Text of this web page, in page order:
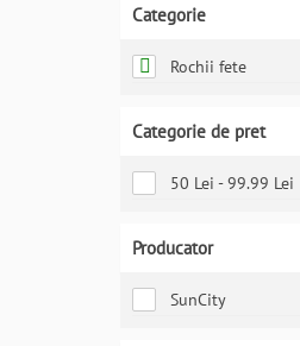
Categorie
Rochii fete
Categorie de pret
50 Lei - 99.99 Lei
Producator
SunCity